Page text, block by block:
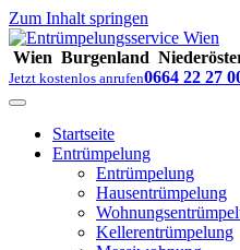
Zum Inhalt springen
Wien Burgenland
Jetzt kostenlos anrufen0664 22 27
Startseite
Entrümpelung
Entrümpelung
Hausentrümpelung
Kellerentrümpelung